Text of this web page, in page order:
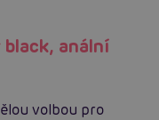
anální
volbou pro